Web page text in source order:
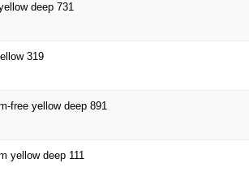
deep 731
319
free yellow deep 891
yellow deep 111